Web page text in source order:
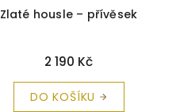
Zlaté housle – přívěsek
2 190 Kč
DO KOŠÍKU